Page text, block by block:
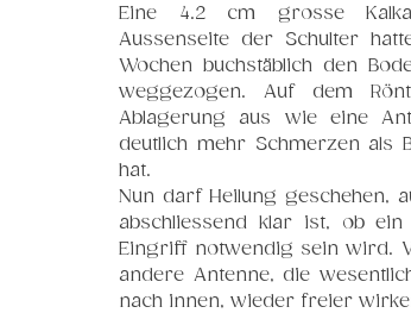
Eine 4.2 cm grosse
Aussenseite der Schulter
Wochen buchstäblich den
weggezogen. Auf dem
Ablagerung aus wie eine
deutlich mehr Schmerzen als
hat.
Nun darf Heilung geschehen,
abschliessend klar ist, ob
Eingriff notwendig sein wird.
andere Antenne, die
nach innen, wieder freier